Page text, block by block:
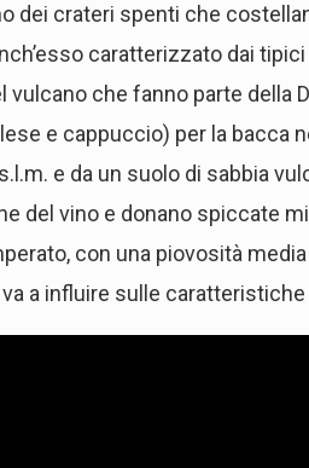
dei crateri spenti che
caratterizzato dai
che fanno parte della
e cappuccio) per la bacca
e da un suolo di sabbia
del vino e donano spiccate
con una piovosità
a influire sulle